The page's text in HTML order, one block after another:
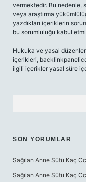
vermektedir. Bu nedenle,
veya araştırma
yazdıkları içeriklerin
bu sorumluluğu kabul
Hukuka ve yasal
içerikleri,
ilgili içerikler yasal süre
SON YORUMLAR
Sağılan Anne Sütü Kaç
Sağılan Anne Sütü Kaç